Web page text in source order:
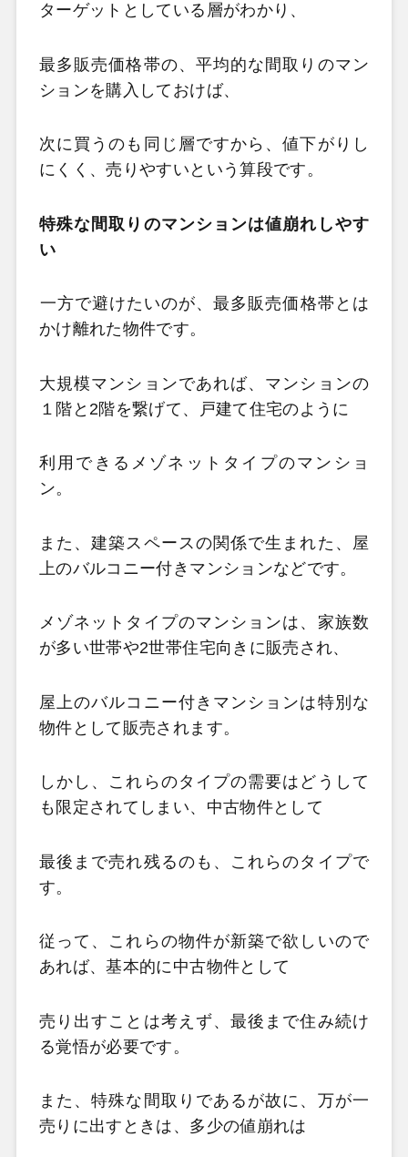
ターゲットとしている層がわかり、
最多販売価格帯の、平均的な間取りのマン
ションを購入しておけば、
次に買うのも同じ層ですから、値下がりし
にくく、売りやすいという算段です。
特殊な間取りのマンションは値崩れしやす
い
一方で避けたいのが、最多販売価格帯とは
かけ離れた物件です。
大規模マンションであれば、マンションの
１階と2階を繋げて、戸建て住宅のように
利用できるメゾネットタイプのマンショ
ン。
また、建築スペースの関係で生まれた、屋
上のバルコニー付きマンションなどです。
メゾネットタイプのマンションは、家族数
が多い世帯や2世帯住宅向きに販売され、
屋上のバルコニー付きマンションは特別な
物件として販売されます。
しかし、これらのタイプの需要はどうして
も限定されてしまい、中古物件として
最後まで売れ残るのも、これらのタイプで
す。
従って、これらの物件が新築で欲しいので
あれば、基本的に中古物件として
売り出すことは考えず、最後まで住み続け
る覚悟が必要です。
また、特殊な間取りであるが故に、万が一
売りに出すときは、多少の値崩れは